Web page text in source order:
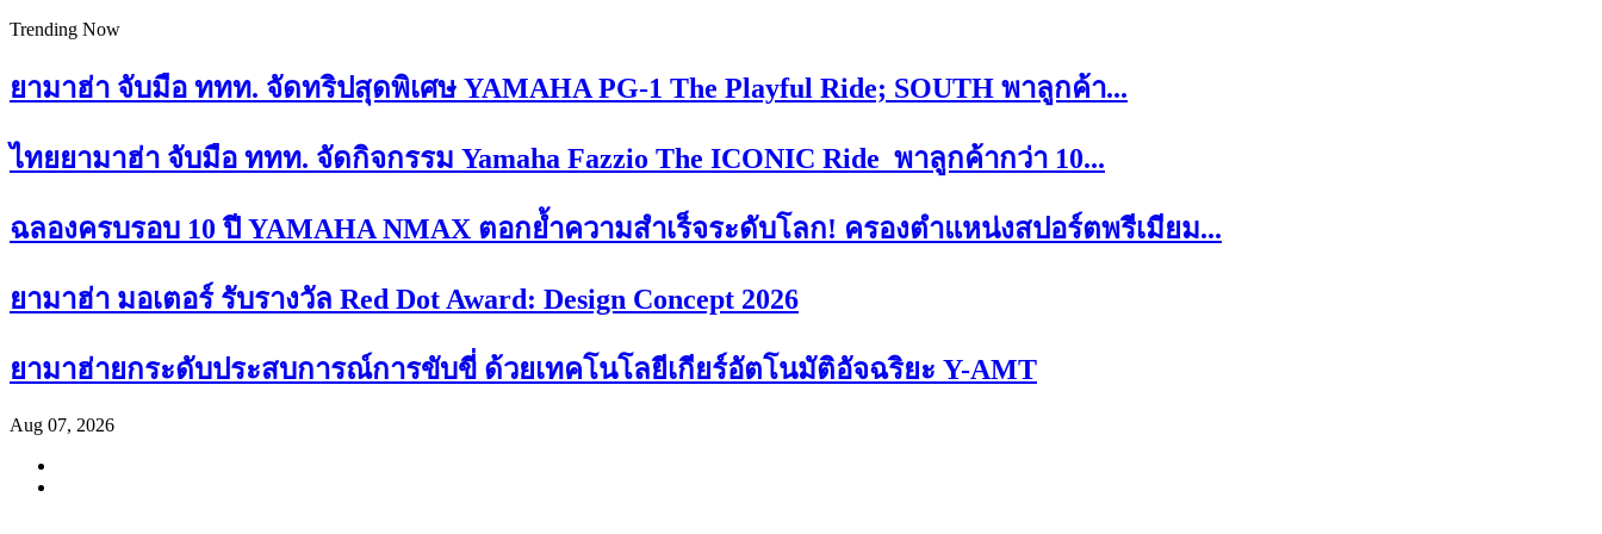
Trending Now
ยามาฮ่า จับมือ ททท. จัดทริปสุดพิเศษ YAMAHA PG-1 The Playful Ride; SOUTH พาลูกค้า...
ไทยยามาฮ่า จับมือ ททท. จัดกิจกรรม Yamaha Fazzio The ICONIC Ride พาลูกค้ากว่า 10...
ฉลองครบรอบ 10 ปี YAMAHA NMAX ตอกย้ำความสำเร็จระดับโลก! ครองตำแหน่งสปอร์ตพรีเมียม...
ยามาฮ่า มอเตอร์ รับรางวัล Red Dot Award: Design Concept 2026
ยามาฮ่ายกระดับประสบการณ์การขับขี่ ด้วยเทคโนโลยีเกียร์อัตโนมัติอัจฉริยะ Y-AMT
Aug 07, 2026